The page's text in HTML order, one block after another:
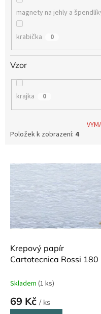
magnety na jehly a
krabička 0
Vzor
krajka 0
Položek k zobrazení: 4
p
p
Krepový papír
Cartotecnica Rossi 180
Skladem (1 ks)
69 Kč / ks